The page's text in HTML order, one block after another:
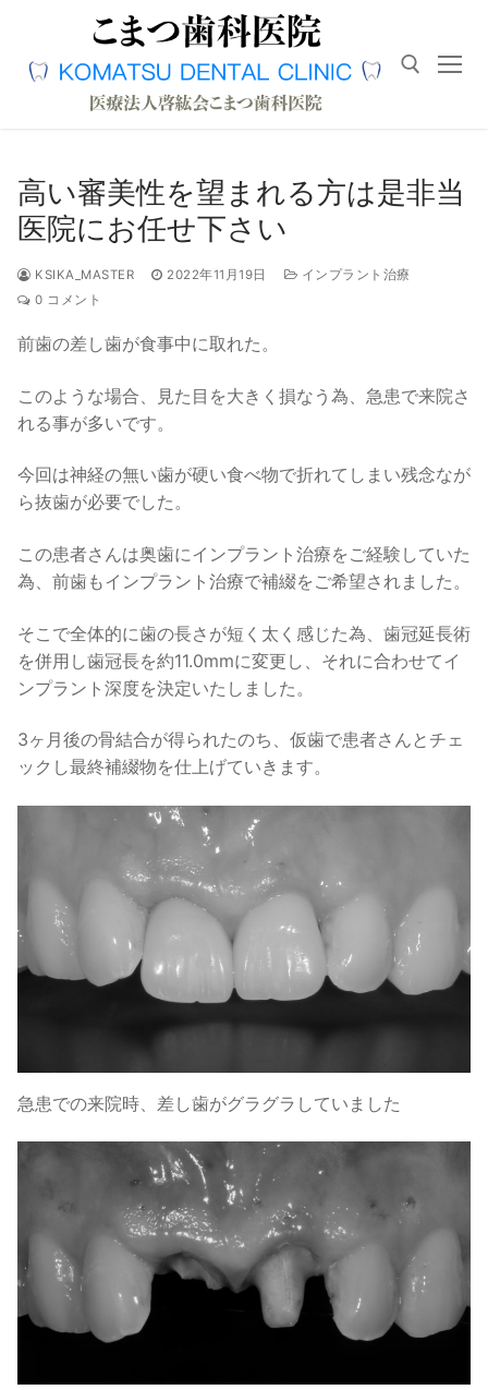
高い審美性を望まれる方は是非当
医院にお任せ下さい
KSIKA_MASTER 2022年11月19日
インプラント治療
0 コメント
前歯の差し歯が食事中に取れた。
このような場合、見た目を大きく損なう為、急患で来院さ
れる事が多いです。
今回は神経の無い歯が硬い食べ物で折れてしまい残念なが
ら抜歯が必要でした。
この患者さんは奥歯にインプラント治療をご経験していた
為、前歯もインプラント治療で補綴をご希望されました。
そこで全体的に歯の長さが短く太く感じた為、歯冠延長術
を併用し歯冠長を約11.0mmに変更し、それに合わせてイ
ンプラント深度を決定いたしました。
3ヶ月後の骨結合が得られたのち、仮歯で患者さんとチェ
ックし最終補綴物を仕上げていきます。
急患での来院時、差し歯がグラグラしていました